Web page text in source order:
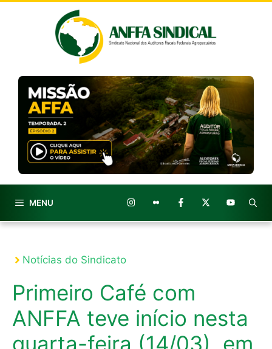
MENU
Notícias do Sindicato
Primeiro Café com
ANFFA teve início nesta
quarta-feira (14/03), em